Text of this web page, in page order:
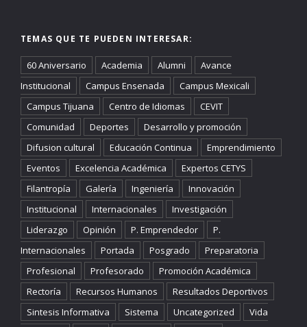
TEMAS QUE TE PUEDEN INTERESAR:
60 Aniversario Academia Alumni
Avance
Institucional
Campus Ensenada
Campus Mexicali
Campus Tijuana
Centro de Idiomas
CEVIT
Comunidad
Deportes
Desarrollo y promoción
Difusion cultural
Educación Continua
Emprendimiento
Eventos
Excelencia Académica
Expertos CETYS
Filantropía
Galería Ingeniería
Innovación
Institucional
Internacionales
Investigación
Liderazgo
Opinión P. Emprendedor
P.
Internacionales
Portada Posgrado
Preparatoria
Profesional
Profesorado
Promoción Académica
Rectoría
Recursos Humanos
Resultados Deportivos
Sintesis Informativa
Sistema Uncategorized
Vida